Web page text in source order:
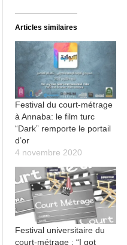
Articles similaires
Festival du court-métrage
à Annaba: le film turc
“Dark” remporte le portail
d’or
4 novembre 2020
Festival universitaire du
court-métrage : “I got